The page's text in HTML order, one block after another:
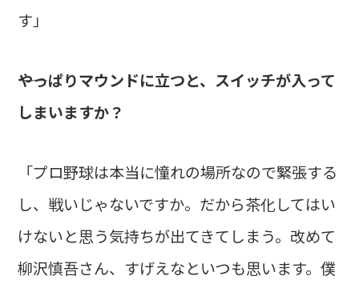
す」
――やっぱりマウンドに立つと、スイッチが入って
しまいますか？
「プロ野球は本当に憧れの場所なので緊張する
し、戦いじゃないですか。だから茶化してはい
けないと思う気持ちが出てきてしまう。改めて
柳沢慎吾さん、すげえなといつも思います。僕